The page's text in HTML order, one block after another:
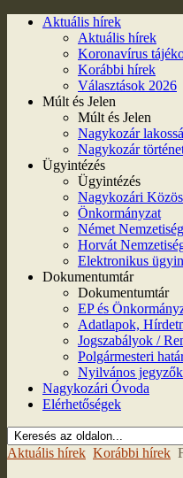
Aktuális hírek
Aktuális hírek
Koronavírus
Korábbi hírek
Választások 2026
Múlt és Jelen
Múlt és Jelen
Nagykozár
Nagykozár
Ügyintézés
Ügyintézés
Nagykozári
Önkormányzat
Német
Horvát
Elektronikus
Dokumentumtár
Dokumentumtár
EP és
Adatlapok,
Jogszabályok /
Polgármesteri
Nyilvános
Nagykozári Óvoda
Elérhetőségek
Aktuális hírek Korábbi hírek